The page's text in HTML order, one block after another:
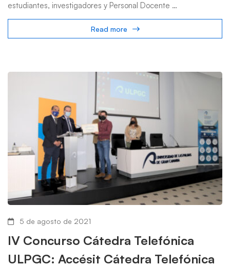
estudiantes, investigadores y Personal Docente …
Read more
5 de agosto de 2021
IV Concurso Cátedra Telefónica
ULPGC: Accésit Cátedra Telefónica